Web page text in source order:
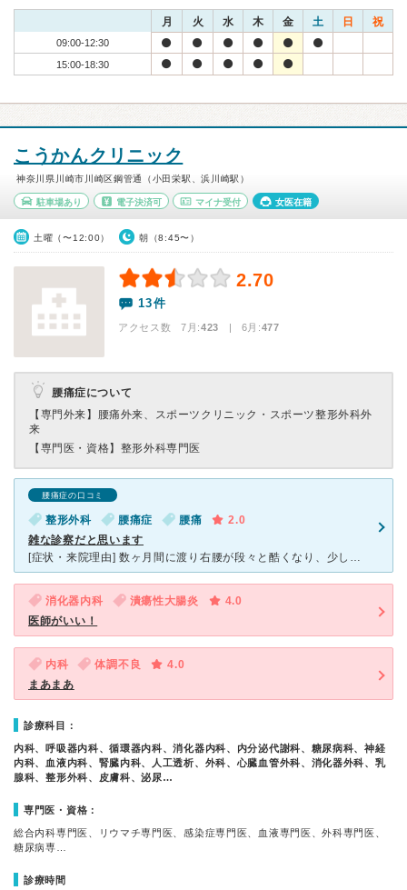
月 火 水 木 金 土 日 祝
09:00-12:30
15:00-18:30
こうかんクリニック
神奈川県川崎市川崎区鋼管通（小田栄駅、浜川崎駅）
駐車場あり 電子決済可 マイナ受付 女医在籍
土曜（〜12:00） 朝（8:45〜）
2.70
13件
アクセス数 7月:423 | 6月:477
腰痛症について
【専門外来】
腰痛外来、スポーツクリニック・スポーツ整形外科外
来
【専門医・資格】 整形外科専門医
腰痛症の口コミ
整形外科 腰痛症 腰痛
2.0
雑な診察だと思います
[症状・来院理由] 数ヶ月間に渡り右腰が段々と酷くなり、少し屈むだけで激痛が走るようになってしまいました。自転車にも乗れなかった為歩いて行ける距離の整形外科がこちらだったので行きました。 [医師の
消化器内科 潰瘍性大腸炎
4.0
医師がいい！
内科 体調不良
4.0
まあまあ
診療科目：
内科、呼吸器内科、循環器内科、消化器内科、内分泌代謝科、糖尿病科、神経
内科、血液内科、腎臓内科、人工透析、外科、心臓血管外科、消化器外科、乳
腺科、整形外科、皮膚科、泌尿…
専門医・資格：
総合内科専門医、リウマチ専門医、感染症専門医、血液専門医、外科専門医、
糖尿病専…
診療時間